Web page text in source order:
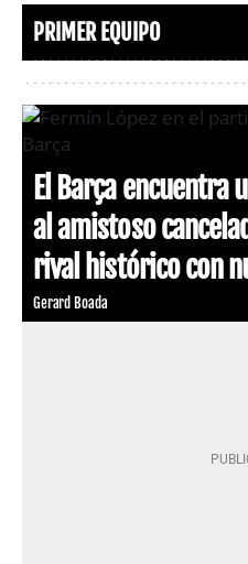
PRIMER EQUIPO
El Barça encuentra
al amistoso
rival histórico con
Gerard Boada